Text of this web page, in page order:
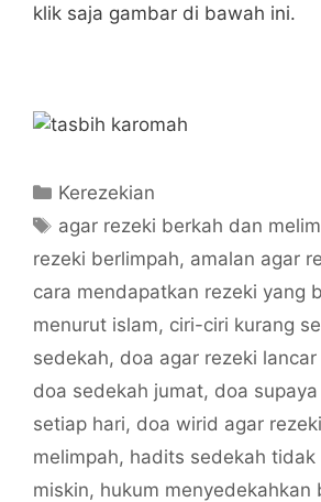
klik saja gambar di bawah ini.
Categories
Kerezekian
Tags
agar rezeki berkah dan
rezeki berlimpah, amalan agar
cara mendapatkan rezeki yang
menurut islam, ciri-ciri kurang
sedekah, doa agar rezeki
doa sedekah jumat, doa
setiap hari, doa wirid agar
melimpah, hadits sedekah
miskin, hukum menyedekahkan